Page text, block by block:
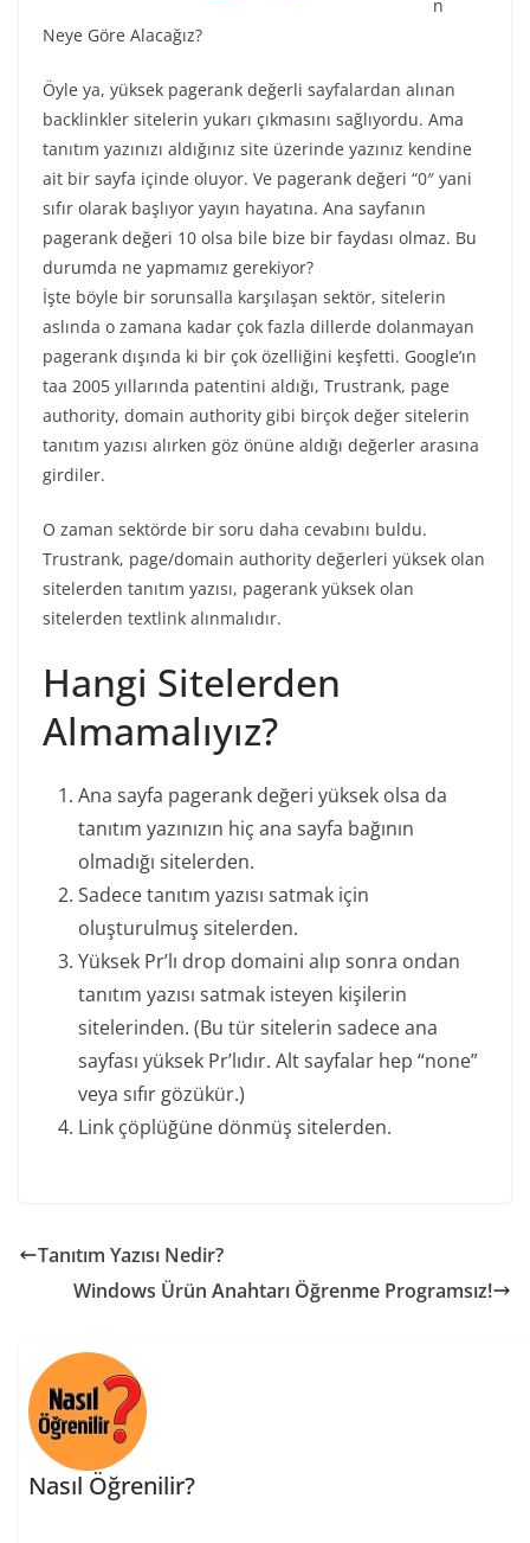
n
Neye Göre Alacağız?
Öyle ya, yüksek pagerank değerli sayfalardan alınan
backlinkler sitelerin yukarı çıkmasını sağlıyordu. Ama
tanıtım yazınızı aldığınız site üzerinde yazınız kendine
ait bir sayfa içinde oluyor. Ve pagerank değeri “0″ yani
sıfır olarak başlıyor yayın hayatına. Ana sayfanın
pagerank değeri 10 olsa bile bize bir faydası olmaz. Bu
durumda ne yapmamız gerekiyor?
İşte böyle bir sorunsalla karşılaşan sektör, sitelerin
aslında o zamana kadar çok fazla dillerde dolanmayan
pagerank dışında ki bir çok özelliğini keşfetti. Google’ın
taa 2005 yıllarında patentini aldığı, Trustrank, page
authority, domain authority gibi birçok değer sitelerin
tanıtım yazısı alırken göz önüne aldığı değerler arasına
girdiler.
O zaman sektörde bir soru daha cevabını buldu.
Trustrank, page/domain authority değerleri yüksek olan
sitelerden tanıtım yazısı, pagerank yüksek olan
sitelerden textlink alınmalıdır.
Hangi Sitelerden
Almamalıyız?
Ana sayfa pagerank değeri yüksek olsa da
tanıtım yazınızın hiç ana sayfa bağının
olmadığı sitelerden.
Sadece tanıtım yazısı satmak için
oluşturulmuş sitelerden.
Yüksek Pr’lı drop domaini alıp sonra ondan
tanıtım yazısı satmak isteyen kişilerin
sitelerinden. (Bu tür sitelerin sadece ana
sayfası yüksek Pr’lıdır. Alt sayfalar hep “none”
veya sıfır gözükür.)
Link çöplüğüne dönmüş sitelerden.
Tanıtım Yazısı Nedir?
Windows Ürün Anahtarı Öğrenme Programsız!
Nasıl Öğrenilir?